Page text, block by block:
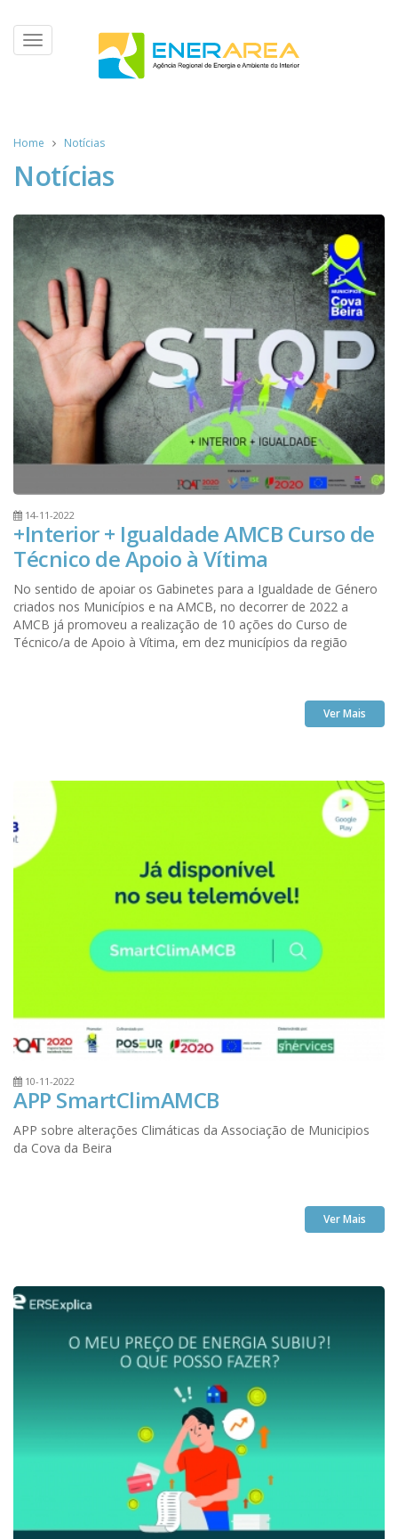
Toggle
navigation
Home Notícias
Notícias
14-11-2022
+Interior + Igualdade AMCB Curso de
Técnico de Apoio à Vítima
No sentido de apoiar os Gabinetes para a Igualdade de Género
criados nos Municípios e na AMCB, no decorrer de 2022 a
AMCB já promoveu a realização de 10 ações do Curso de
Técnico/a de Apoio à Vítima, em dez municípios da região
Ver Mais
10-11-2022
APP SmartClimAMCB
APP sobre alterações Climáticas da Associação de Municipios
da Cova da Beira
Ver Mais